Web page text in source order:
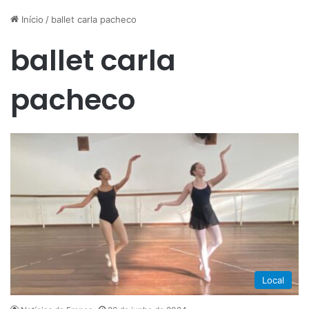
Início / ballet carla pacheco
ballet carla
pacheco
Local